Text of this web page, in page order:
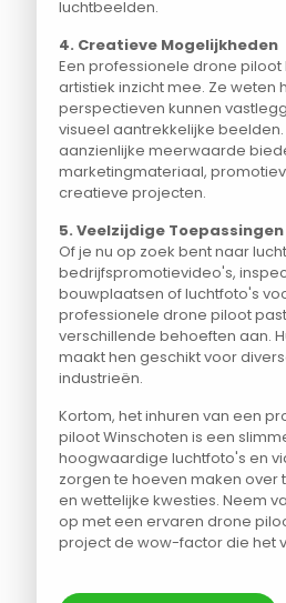
luchtbeelden.
4. Creatieve Mogelijkheden
Een professionele drone
artistiek inzicht mee. Ze weten
perspectieven kunnen
visueel aantrekkelijke beelden.
aanzienlijke meerwaarde
marketingmateriaal,
creatieve projecten.
5. Veelzijdige Toepassingen
Of je nu op zoek bent naar
bedrijfspromotievideo's,
bouwplaatsen of luchtfoto's
professionele drone piloot
verschillende behoeften aan.
maakt hen geschikt voor
industrieën.
Kortom, het inhuren van een
piloot Winschoten is een
hoogwaardige luchtfoto's en
zorgen te hoeven maken over
en wettelijke kwesties. Neem
op met een ervaren drone
project de wow-factor die het